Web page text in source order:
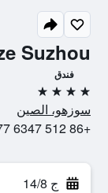
Suzhou
فندق
4 نجوم
سوزهو، الصين
+86 512 6347 7777
ج 14/8